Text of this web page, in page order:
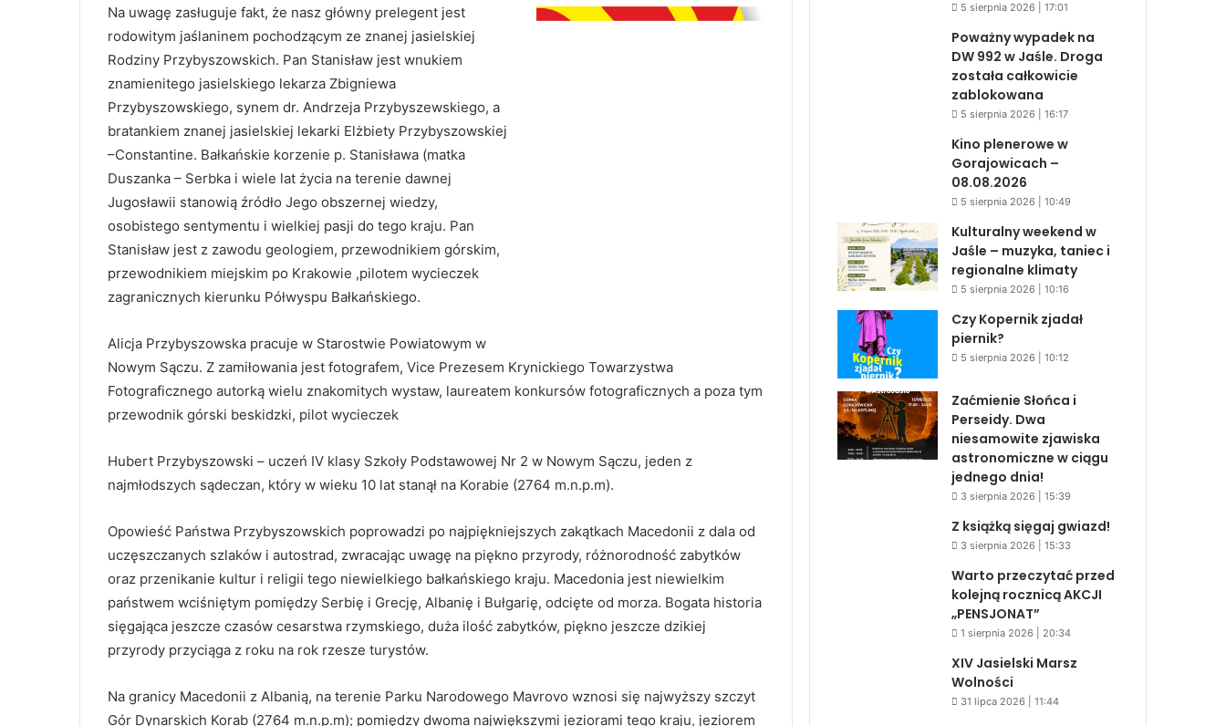
Na uwagę zasługuje fakt, że nasz główny prelegent jest
rodowitym jaślaninem pochodzącym ze znanej jasielskiej
Rodziny Przybyszowskich. Pan Stanisław jest wnukiem
znamienitego jasielskiego lekarza Zbigniewa
Przybyszowskiego, synem dr. Andrzeja Przybyszewskiego, a
bratankiem znanej jasielskiej lekarki Elżbiety Przybyszowskiej
–Constantine. Bałkańskie korzenie p. Stanisława (matka
Duszanka – Serbka i wiele lat życia na terenie dawnej
Jugosławii stanowią źródło Jego obszernej wiedzy,
osobistego sentymentu i wielkiej pasji do tego kraju. Pan
Stanisław jest z zawodu geologiem, przewodnikiem górskim,
przewodnikiem miejskim po Krakowie ,pilotem wycieczek
zagranicznych kierunku Półwyspu Bałkańskiego.
Alicja Przybyszowska pracuje w Starostwie Powiatowym w
Nowym Sączu. Z zamiłowania jest fotografem, Vice Prezesem Krynickiego Towarzystwa
Fotograficznego autorką wielu znakomitych wystaw, laureatem konkursów fotograficznych a poza tym
przewodnik górski beskidzki, pilot wycieczek
Hubert Przybyszowski – uczeń IV klasy Szkoły Podstawowej Nr 2 w Nowym Sączu, jeden z
najmłodszych sądeczan, który w wieku 10 lat stanął na Korabie (2764 m.n.p.m).
Opowieść Państwa Przybyszowskich poprowadzi po najpiękniejszych zakątkach Macedonii z dala od
uczęszczanych szlaków i autostrad, zwracając uwagę na piękno przyrody, różnorodność zabytków
oraz przenikanie kultur i religii tego niewielkiego bałkańskiego kraju. Macedonia jest niewielkim
państwem wciśniętym pomiędzy Serbię i Grecję, Albanię i Bułgarię, odcięte od morza. Bogata historia
sięgająca jeszcze czasów cesarstwa rzymskiego, duża ilość zabytków, piękno jeszcze dzikiej
przyrody przyciąga z roku na rok rzesze turystów.
Na granicy Macedonii z Albanią, na terenie Parku Narodowego Mavrovo wznosi się najwyższy szczyt
Gór Dynarskich Korab (2764 m.n.p.m); pomiędzy dwoma największymi jeziorami tego kraju, jeziorem
5 sierpnia 2026 | 17:01
Poważny wypadek na
DW 992 w Jaśle. Droga
została całkowicie
zablokowana
5 sierpnia 2026 | 16:17
Kino plenerowe w
Gorajowicach –
08.08.2026
5 sierpnia 2026 | 10:49
Kulturalny weekend w
Jaśle – muzyka, taniec i
regionalne klimaty
5 sierpnia 2026 | 10:16
Czy Kopernik zjadał
piernik?
5 sierpnia 2026 | 10:12
Zaćmienie Słońca i
Perseidy. Dwa
niesamowite zjawiska
astronomiczne w ciągu
jednego dnia!
3 sierpnia 2026 | 15:39
Z książką sięgaj gwiazd!
3 sierpnia 2026 | 15:33
Warto przeczytać przed
kolejną rocznicą AKCJI
„PENSJONAT”
1 sierpnia 2026 | 20:34
XIV Jasielski Marsz
Wolności
31 lipca 2026 | 11:44